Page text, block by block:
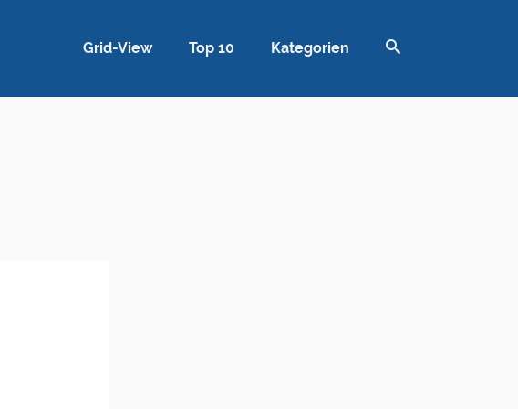
Grid-View Top 10 Kategorien